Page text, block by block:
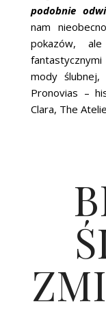
podobnie
nam
pokazów,
mody ślubnej,
Pronovias –
Clara, The